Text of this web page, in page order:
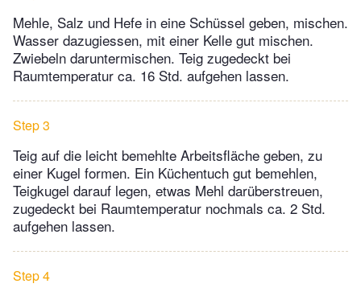
Mehle, Salz und Hefe in eine Schüssel geben, mischen.
Wasser dazugiessen, mit einer Kelle gut mischen.
Zwiebeln daruntermischen. Teig zugedeckt bei
Raumtemperatur ca. 16 Std. aufgehen lassen.
Step 3
Teig auf die leicht bemehlte Arbeitsfläche geben, zu
einer Kugel formen. Ein Küchentuch gut bemehlen,
Teigkugel darauf legen, etwas Mehl darüberstreuen,
zugedeckt bei Raumtemperatur nochmals ca. 2 Std.
aufgehen lassen.
Step 4